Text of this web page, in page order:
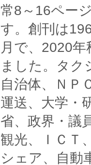
常8～16ペー
す。創刊は
月で、2020
ました。タク
自治体、ＮＰ
運送、大学・
省、政界・議
観光、ＩＣＴ
シェア、自動